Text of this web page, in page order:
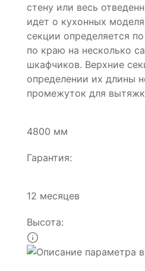
стену или весь
идет о кухонных
секции определяется
по краю на несколько
шкафчиков. Верхние
определении их длины
промежуток для
4800 мм
Гарантия:
12 месяцев
Высота: